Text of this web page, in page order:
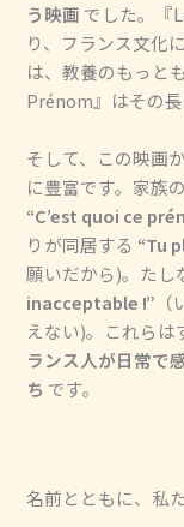
う映画 でした。『
り、フランス文化に
は、教養のもっと
Prénom』はその
そして、この映画
に豊富です。家族
“C’est quoi ce
りが同居する “Tu
願いだから)。たし
inacceptable !”
えない)。これらは
ランス人が日常で
ち です。
名前とともに、私